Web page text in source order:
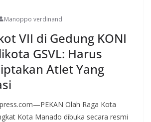
Manoppo verdinand
VII di Gedung KONI
GSVL: Harus
Atlet Yang
Olah Raga Kota
Kota Manado dibuka secara resmi